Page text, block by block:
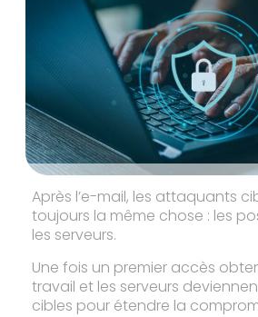
Après l’e-mail, les attaquants
toujours la même chose : les
les serveurs.
Une fois un premier accès
travail et les serveurs
cibles pour étendre la